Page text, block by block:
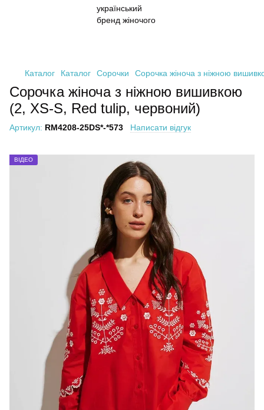
Каталог Каталог Сорочки Сорочка жіноча з ніжною
Сорочка жіноча з ніжною вишивкою
(2, XS-S, Red tulip, червоний)
Артикул: RM4208-25DS*-*573 Написати відгук
ВІДЕО